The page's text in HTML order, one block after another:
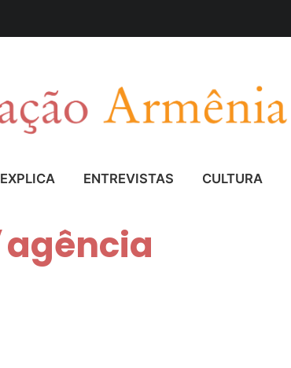
EXPLICA ENTREVISTAS CULTURA
agência